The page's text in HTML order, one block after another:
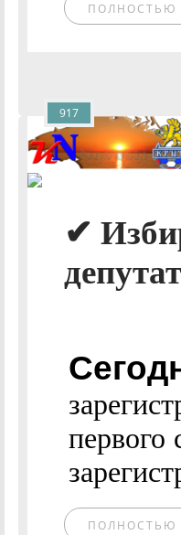
ПОЛНОСТЬЮ
✔
ПОЛНОСТЬЮ
917